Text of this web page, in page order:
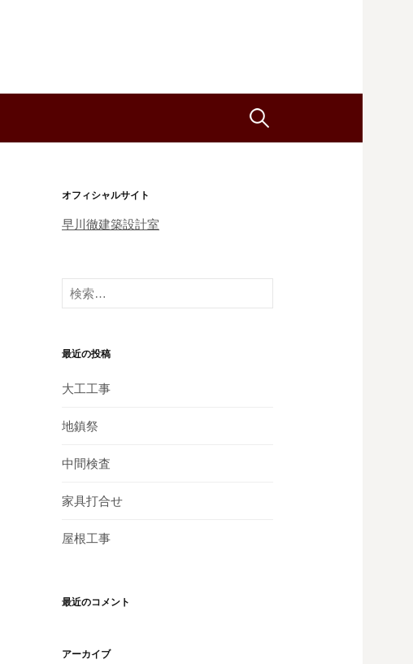
検
オフィシャルサイト
早川徹建築設計室
検
索
最近の投稿
大工工事
地鎮祭
中間検査
家具打合せ
屋根工事
最近のコメント
アーカイブ